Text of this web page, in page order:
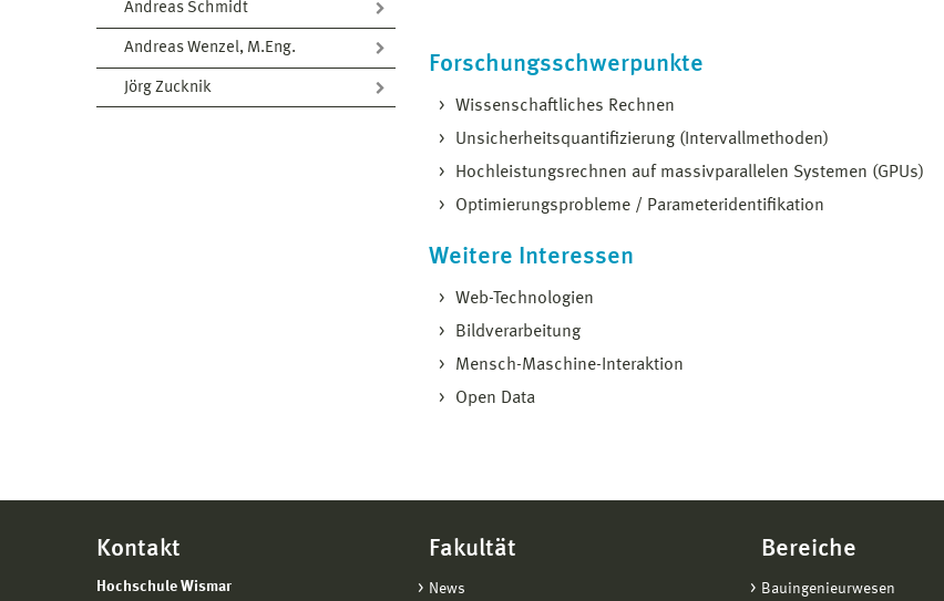
Andreas Schmidt
Andreas Wenzel, M.Eng.
Jörg Zucknik
Forschungsschwerpunkte
Wissenschaftliches Rechnen
Unsicherheitsquantifizierung (Intervallmethoden)
Hochleistungsrechnen auf massivparallelen Systemen (GPUs)
Optimierungsprobleme / Parameteridentifikation
Weitere Interessen
Web-Technologien
Bildverarbeitung
Mensch-Maschine-Interaktion
Open Data
Kontakt
Hochschule Wismar
Fakultät
News
Bereiche
Bauingenieurwesen